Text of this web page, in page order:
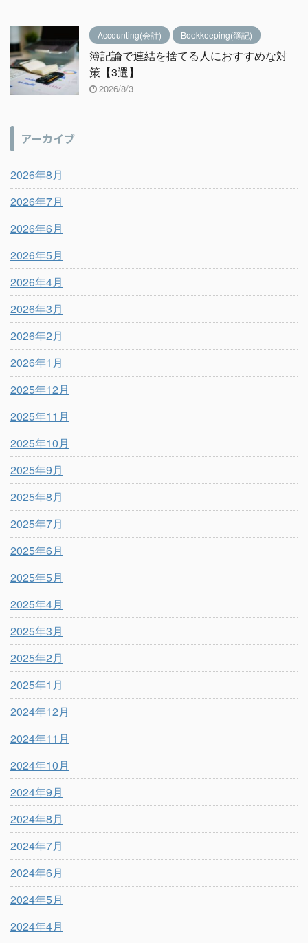
Accounting(会計) Bookkeeping(簿記)
簿記論で連結を捨てる人におすすめな対
策【3選】
2026/8/3
アーカイブ
2026年8月
2026年7月
2026年6月
2026年5月
2026年4月
2026年3月
2026年2月
2026年1月
2025年12月
2025年11月
2025年10月
2025年9月
2025年8月
2025年7月
2025年6月
2025年5月
2025年4月
2025年3月
2025年2月
2025年1月
2024年12月
2024年11月
2024年10月
2024年9月
2024年8月
2024年7月
2024年6月
2024年5月
2024年4月